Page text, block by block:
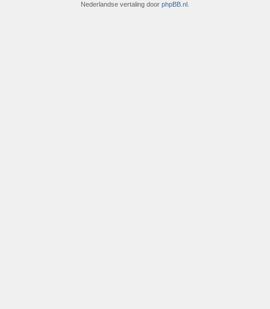
Nederlandse vertaling door phpBB.nl